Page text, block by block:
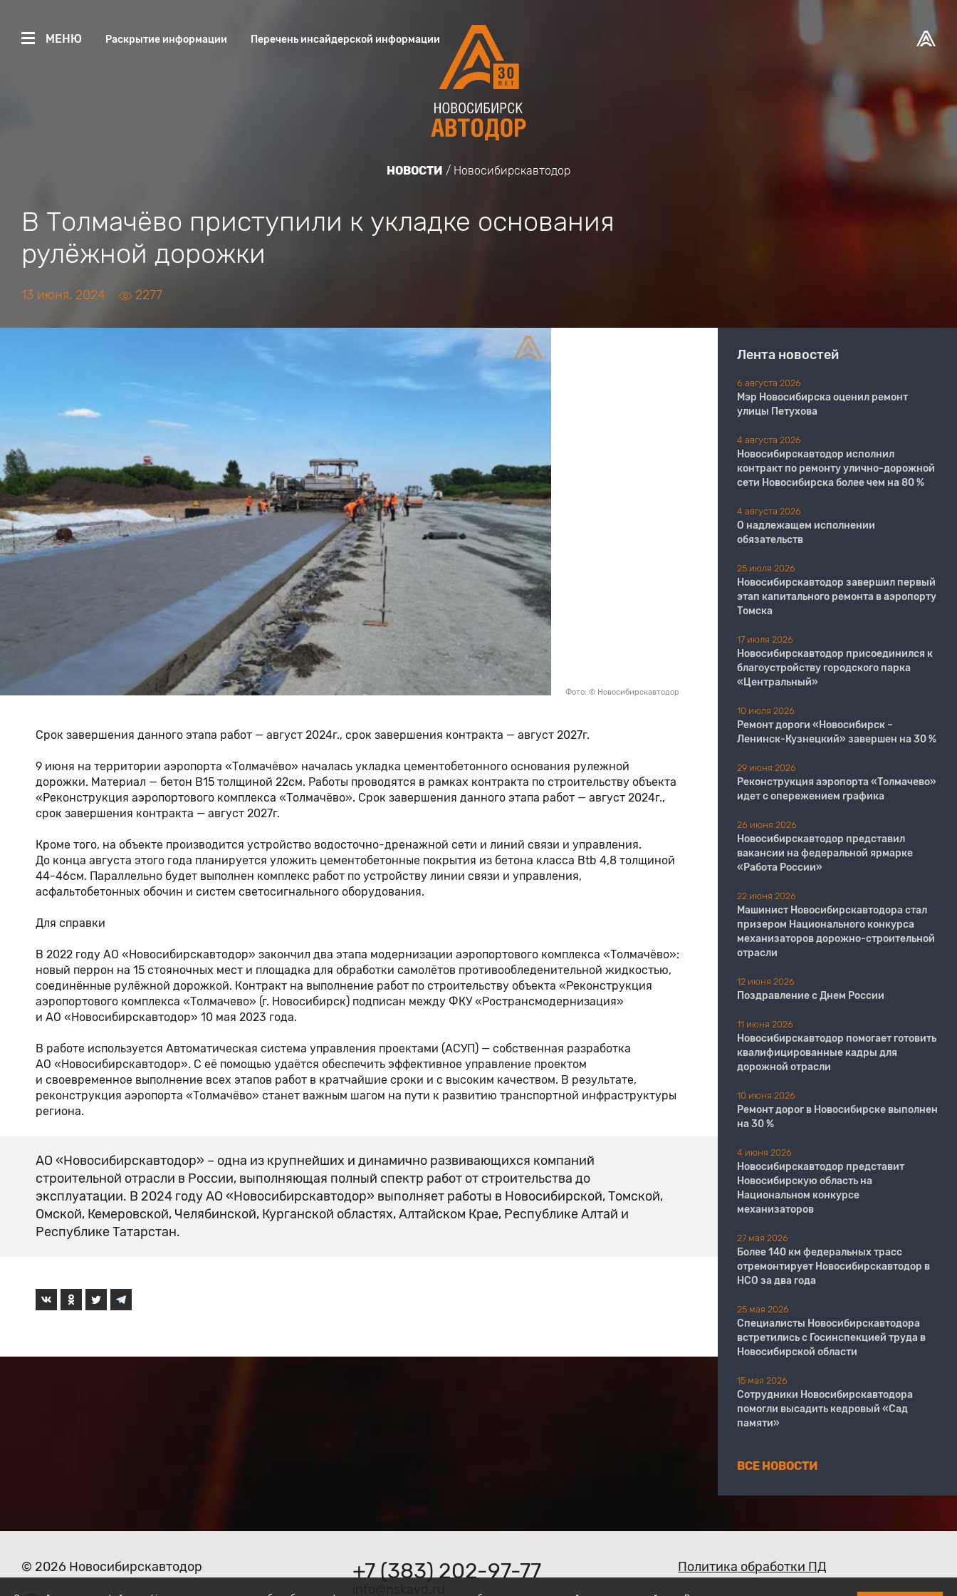
МЕНЮ Раскрытие информации Перечень инсайдерской информации
НОВОСТИ Новосибирскавтодор
В Толмачёво приступили к укладке основания
рулёжной дорожки
13 июня, 2024 2277
Фото: © Новосибирскавтодор
Срок завершения данного этапа работ — август 2024г., срок завершения контракта — август 2027г.
9 июня на территории аэропорта «Толмачёво» началась укладка цементобетонного основания рулежной
дорожки. Материал — бетон В15 толщиной 22см. Работы проводятся в рамках контракта по строительству объекта
«Реконструкция аэропортового комплекса «Толмачёво». Срок завершения данного этапа работ — август 2024г.,
срок завершения контракта — август 2027г.
Кроме того, на объекте производится устройство водосточно-дренажной сети и линий связи и управления.
До конца августа этого года планируется уложить цементобетонные покрытия из бетона класса Btb 4,8 толщиной
44-46см. Параллельно будет выполнен комплекс работ по устройству линии связи и управления,
асфальтобетонных обочин и систем светосигнального оборудования.
Для справки
В 2022 году АО «Новосибирскавтодор» закончил два этапа модернизации аэропортового комплекса «Толмачёво»:
новый перрон на 15 стояночных мест и площадка для обработки самолётов противообледенительной жидкостью,
соединённые рулёжной дорожкой. Контракт на выполнение работ по строительству объекта «Реконструкция
аэропортового комплекса «Толмачево» (г. Новосибирск) подписан между ФКУ «Ространсмодернизация»
и АО «Новосибирскавтодор» 10 мая 2023 года.
В работе используется Автоматическая система управления проектами (АСУП) — собственная разработка
АО «Новосибирскавтодор». С её помощью удаётся обеспечить эффективное управление проектом
и своевременное выполнение всех этапов работ в кратчайшие сроки и с высоким качеством. В результате,
реконструкция аэропорта «Толмачёво» станет важным шагом на пути к развитию транспортной инфраструктуры
региона.
АО «Новосибирскавтодор» – одна из крупнейших и динамично развивающихся компаний
строительной отрасли в России, выполняющая полный спектр работ от строительства до
эксплуатации. В 2024 году АО «Новосибирскавтодор» выполняет работы в Новосибирской, Томской,
Омской, Кемеровской, Челябинской, Курганской областях, Алтайском Крае, Республике Алтай и
Республике Татарстан.
Лента новостей
6 августа 2026
Мэр Новосибирска оценил ремонт
улицы Петухова
4 августа 2026
Новосибирскавтодор исполнил
контракт по ремонту улично-дорожной
сети Новосибирска более чем на 80 %
4 августа 2026
О надлежащем исполнении
обязательств
25 июля 2026
Новосибирскавтодор завершил первый
этап капитального ремонта в аэропорту
Томска
17 июля 2026
Новосибирскавтодор присоединился к
благоустройству городского парка
«Центральный»
10 июля 2026
Ремонт дороги «Новосибирск –
Ленинск-Кузнецкий» завершен на 30 %
29 июня 2026
Реконструкция аэропорта «Толмачево»
идет с опережением графика
26 июня 2026
Новосибирскавтодор представил
вакансии на федеральной ярмарке
«Работа России»
22 июня 2026
Машинист Новосибирскавтодора стал
призером Национального конкурса
механизаторов дорожно-строительной
отрасли
12 июня 2026
Поздравление с Днем России
11 июня 2026
​​​​​​​Новосибирскавтодор помогает готовить
квалифицированные кадры для
дорожной отрасли
10 июня 2026
Ремонт дорог в Новосибирске выполнен
на 30 %
4 июня 2026
Новосибирскавтодор представит
Новосибирскую область на
Национальном конкурсе
механизаторов
27 мая 2026
Более 140 км федеральных трасс
отремонтирует Новосибирскавтодор в
НСО за два года
25 мая 2026
Специалисты Новосибирскавтодора
встретились с Госинспекцией труда в
Новосибирской области
15 мая 2026
Сотрудники Новосибирскавтодора
помогли высадить кедровый «Сад
памяти»
ВСЕ НОВОСТИ
© 2026 Новосибирскавтодор +7 (383) 202-97-77 Политика обработки ПД